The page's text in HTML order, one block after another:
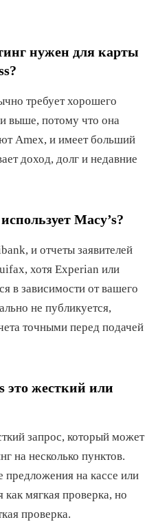
нужен для карты
требует хорошего
выше, потому что она
Amex, и имеет больший
доход, долг и недавние
Macy’s?
и отчеты заявителей
хотя Experian или
в зависимости от вашего
не публикуется,
точными перед подачей
это жесткий или
запрос, который может
на несколько пунктов.
на кассе или
мягкая проверка, но
проверка.